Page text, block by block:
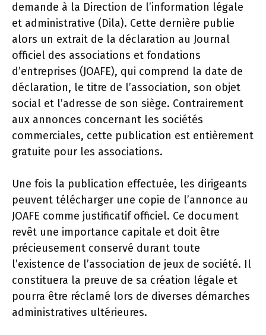
demande à la Direction de l’information légale
et administrative (Dila). Cette dernière publie
alors un extrait de la déclaration au Journal
officiel des associations et fondations
d’entreprises (JOAFE), qui comprend la date de
déclaration, le titre de l’association, son objet
social et l’adresse de son siège. Contrairement
aux annonces concernant les sociétés
commerciales, cette publication est entièrement
gratuite pour les associations.
Une fois la publication effectuée, les dirigeants
peuvent télécharger une copie de l’annonce au
JOAFE comme justificatif officiel. Ce document
revêt une importance capitale et doit être
précieusement conservé durant toute
l’existence de l’association de jeux de société. Il
constituera la preuve de sa création légale et
pourra être réclamé lors de diverses démarches
administratives ultérieures.